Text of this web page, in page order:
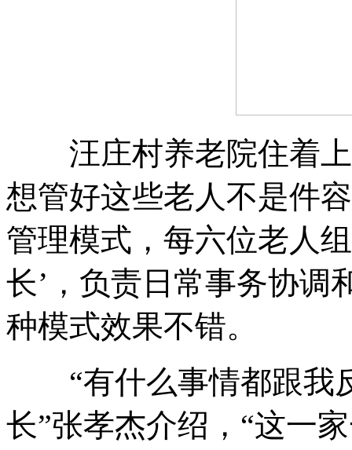
汪庄村养老院住着上
想管好这些老人不是件
管理模式 ， 每六位老人
长’ ， 负责日常事务协调
种模式效果不错。
“有什么事情都跟我
长”张孝杰介绍 ， “这一